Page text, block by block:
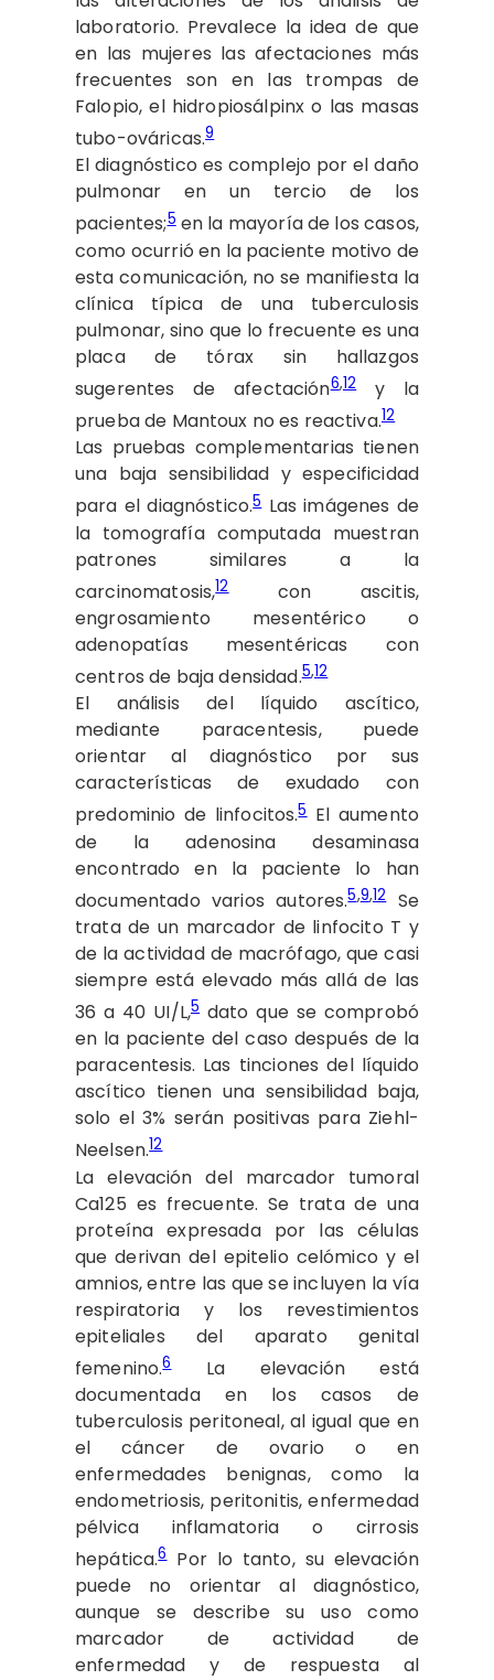
laboratorio. Prevalece la idea de que
en las mujeres las afectaciones más
frecuentes son en las trompas de
Falopio, el hidropiosálpinx o las masas
tubo-ováricas.9
El diagnóstico es complejo por el daño
pulmonar en un tercio de los
pacientes;5en la mayoría de los casos,
como ocurrió en la paciente motivo de
esta comunicación, no se manifiesta la
clínica típica de una tuberculosis
pulmonar, sino que lo frecuente es una
placa de tórax sin hallazgos
sugerentes de afectación6,12y la
prueba de Mantoux no es reactiva.12
Las pruebas complementarias tienen
una baja sensibilidad y especificidad
para el diagnóstico.5Las imágenes de
la tomografía computada muestran
patrones similares a la
carcinomatosis,12con ascitis,
engrosamiento mesentérico o
adenopatías mesentéricas con
centros de baja densidad.5,12
El análisis del líquido ascítico,
mediante paracentesis, puede
orientar al diagnóstico por sus
características de exudado con
predominio de linfocitos.5El aumento
de la adenosina desaminasa
encontrado en la paciente lo han
documentado varios autores.5,9,12
Se
trata de un marcador de linfocito T y
de la actividad de macrófago, que casi
siempre está elevado más allá de las
36 a 40 UI/L,5dato que se comprobó
en la paciente del caso después de la
paracentesis. Las tinciones del líquido
ascítico tienen una sensibilidad baja,
solo el 3% serán positivas para Ziehl-
Neelsen.12
La elevación del marcador tumoral
Ca125 es frecuente. Se trata de una
proteína expresada por las células
que derivan del epitelio celómico y el
amnios, entre las que se incluyen la vía
respiratoria y los revestimientos
epiteliales del aparato genital
femenino.6La elevación está
documentada en los casos de
tuberculosis peritoneal, al igual que en
el cáncer de ovario o en
enfermedades benignas, como la
endometriosis, peritonitis, enfermedad
pélvica inflamatoria o cirrosis
hepática.6Por lo tanto, su elevación
puede no orientar al diagnóstico,
aunque se describe su uso como
marcador de actividad de
enfermedad y de respuesta al